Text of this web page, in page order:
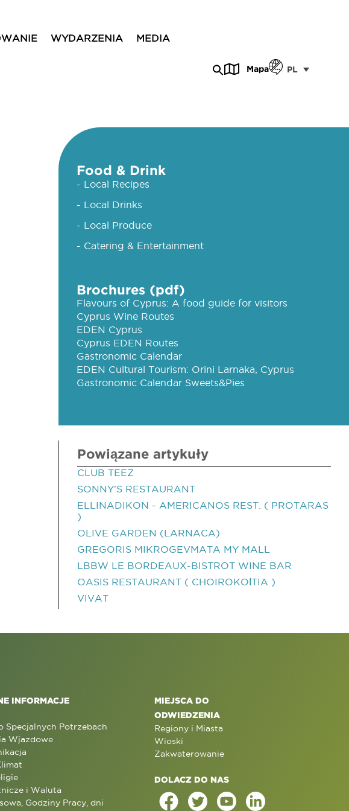
WYDARZENIA MEDIA
Mapa PL
Food & Drink
- Local Recipes
- Local Drinks
- Local Produce
- Catering & Entertainment
Brochures (pdf)
Flavours of Cyprus: A food guide for visitors
Cyprus Wine Routes
EDEN Cyprus
Cyprus EDEN Routes
Gastronomic Calendar
EDEN Cultural Tourism: Orini Larnaka, Cyprus
Gastronomic Calendar Sweets&Pies
Powiązane artykuły
CLUB TEEZ
SONNY'S RESTAURANT
ELLINADIKON - AMERICANOS REST. ( PROTARAS
)
OLIVE GARDEN (LARNACA)
GREGORIS MIKROGEVMATA MY MALL
LBBW LE BORDEAUX-BISTROT WINE BAR
OASIS RESTAURANT ( CHOIROKOΙTIA )
VIVAT
INFORMACJE
Specjalnych Potrzebach
Wjazdowe
i Waluta
Godziny Pracy, dni
MIEJSCA DO
ODWIEDZENIA
Regiony i Miasta
Wioski
Zakwaterowanie
DOLACZ DO NAS